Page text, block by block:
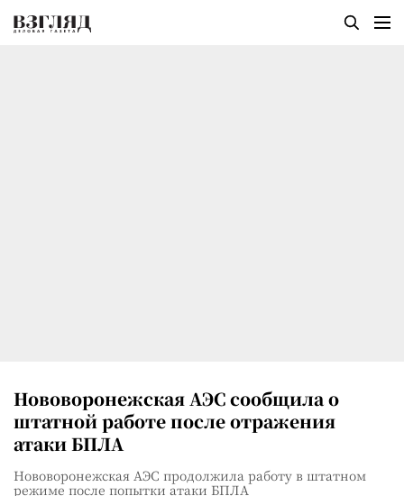
Нововоронежская АЭС сообщила о
штатной работе после отражения
атаки БПЛА
Нововоронежская АЭС продолжила работу в штатном
режиме после попытки атаки БПЛА